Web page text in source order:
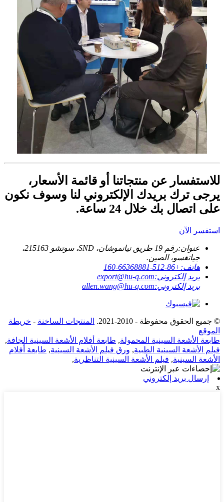
للاستفسار عن منتجاتنا أو قائمة الأسعار،
يرجى ترك بريدك الإلكتروني لنا وسوف نكون
على اتصال بك خلال 24 ساعة.
استفسر الآن
عنوان:
رقم 19 طريق تيانموشان، SND، سوتشو 215163،
جيانغسو، الصين.
هاتف:+86-512-66368881-160
بريد إلكتروني:export@hu-q.com
بريد إلكتروني:allen.wang@hu-q.com
© جميع الحقوق محفوظة - 2010-2021. المنتجات الساخنة - خريطة
الموقع
طابعة الأشعة السينية المحمولة, طابعة أفلام الأشعة السينية الجافة,
فيلم الأشعة السينية الطبية, ورق فيلم الأشعة السينية, طابعة أفلام
الأشعة السينية, فيلم الأشعة السينية التناظرية,
إرسال بريد إلكتروني
x